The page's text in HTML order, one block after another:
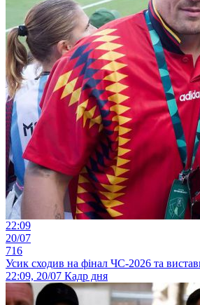
22:09
20/07
716
Усик сходив на фінал ЧС-2026 та
22:09, 20/07 Кадр дня